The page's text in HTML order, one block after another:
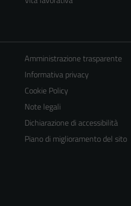
Amministrazione trasparente
Informativa privacy
Cookie Policy
Note legali
Dichiarazione di accessibilità
Piano di miglioramento del sito